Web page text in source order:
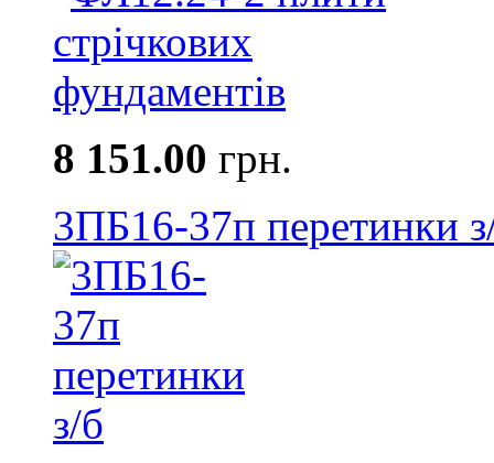
8 151.00 грн.
3ПБ16-37п перетинки